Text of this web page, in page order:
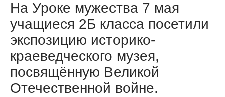
На Уроке мужества 7 мая
учащиеся 2Б класса посетили
экспозицию историко-
краеведческого музея,
посвящённую Великой
Отечественной войне.